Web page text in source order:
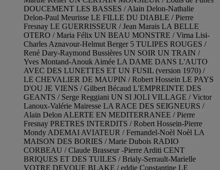
DOUCEMENT LES BASSES / Alain Delon-Nathalie
Delon-Paul Meurisse LE FILLE DU DIABLE / Pierre
Fresnay LE GUERRISSEUR / Jean Marais LA BELLE
OTERO / Maria Félix UN BEAU MONSTRE / Virna Lisi-
Charles Aznavour-Helmut Berger 5 TULIPES ROUGES /
René Dary-Raymond Bussières UN SOIR UN TRAIN /
Yves Montand-Anouk Aimée LA DAME DANS L'AUTO
AVEC DES LUNETTES ET UN FUSIL (version 1970) /
LE CHEVALIER DE MAUPIN / Robert Hossein LE PAYS
D'OU JE VIENS / Gilbert Bécaud L'EMPREINTE DES
GEANTS / Serge Reggiani UN SI JOLI VILLAGE / Victor
Lanoux-Valérie Mairesse LA RACE DES SEIGNEURS /
Alain Delon ALERTE EN MEDITERRANEE / Pierre
Fresnay PRETRES INTERDITS / Robert Hossein-Pierre
Mondy ADEMAI AVIATEUR / Fernandel-Noèl Noèl LA
MAISON DES BORIES / Marie Dubois RADIO
CORBEAU / Claude Brasseur -Pierre Arditi CENT
BRIQUES ET DES TUILES / Brialy-Serrault-Marielle
VOTRE DEVOUE BLAKE / eddie Constantine LE